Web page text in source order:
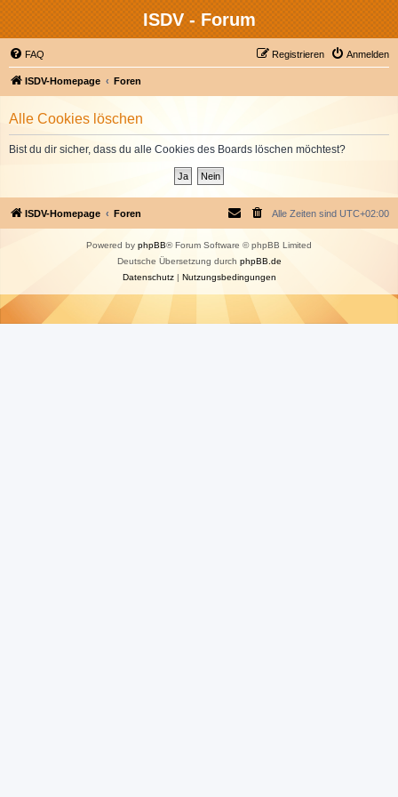
ISDV - Forum
FAQ Anmelden
Registrieren
ISDV-Homepage Foren
Alle Cookies löschen
Bist du dir sicher, dass du alle Cookies des Boards löschen möchtest?
ISDV-Homepage Foren Alle Zeiten sind UTC+02:00
Powered by phpBB® Forum Software © phpBB Limited
Deutsche Übersetzung durch phpBB.de
Datenschutz| Nutzungsbedingungen